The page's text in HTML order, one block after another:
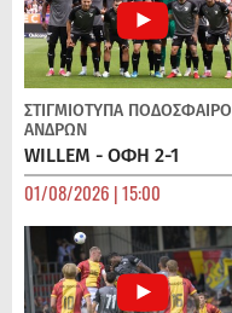
ΣΤΙΓΜΙΟΤΥΠΑ ΠΟΔΌΣΦΑΙΡΟ
ΑΝΔΡΏΝ
WILLEM - ΟΦΗ 2-1
01/08/2026 | 15:00